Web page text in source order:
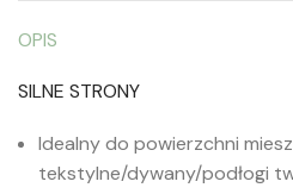
OPIS
SILNE STRONY
Idealny do powierzchni
tekstylne/dywany/podłogi